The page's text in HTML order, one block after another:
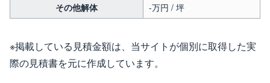
その他解体
-万円 / 坪
※掲載している見積金額は、当サイトが個別に取得した実
際の見積書を元に作成しています。